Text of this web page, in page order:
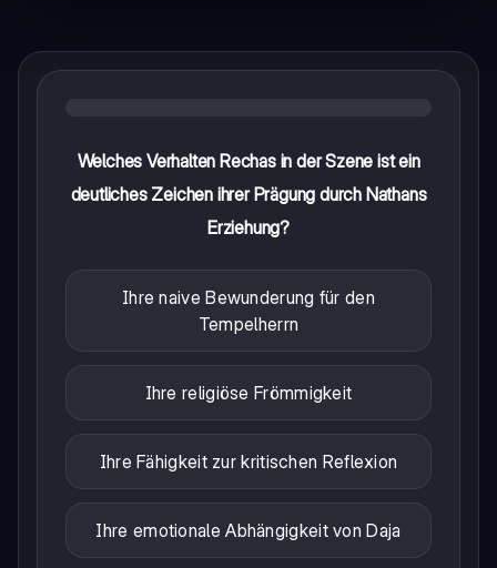
Welches Verhalten Rechas in der Szene ist ein
deutliches Zeichen ihrer Prägung durch Nathans
Erziehung?
Ihre naive Bewunderung für den
Tempelherrn
Ihre religiöse Frömmigkeit
Ihre Fähigkeit zur kritischen Reflexion
Ihre emotionale Abhängigkeit von Daja